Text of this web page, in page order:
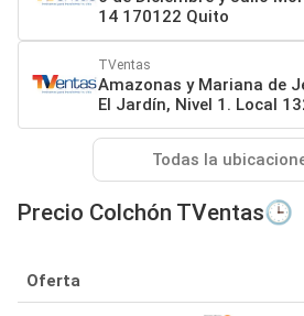
14 170122 Quito
TVentas
Amazonas y Mariana de
El Jardín, Nivel 1. Local
170104 Quito
Todas la
Precio Colchón TVentas🕒
Oferta